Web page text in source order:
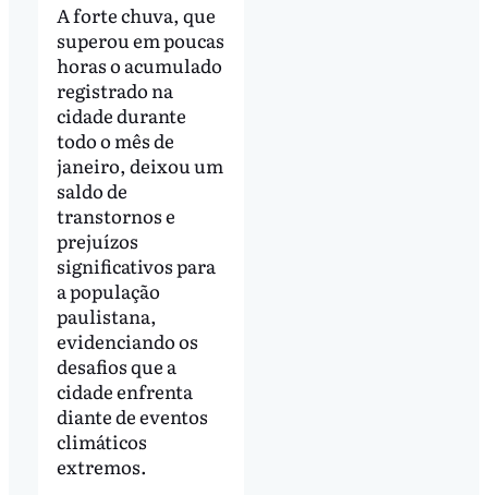
A forte chuva, que
superou em poucas
horas o acumulado
registrado na
cidade durante
todo o mês de
janeiro, deixou um
saldo de
transtornos e
prejuízos
significativos para
a população
paulistana,
evidenciando os
desafios que a
cidade enfrenta
diante de eventos
climáticos
extremos.